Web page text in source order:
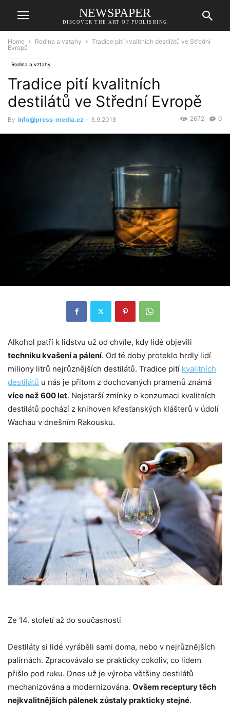
NEWSPAPER
DISCOVER THE ART OF PUBLISHING
Home Rodina a vztahy
Tradice pití kvalitních destilátů ve Střední
Evropě
Rodina a vztahy
Tradice pití kvalitních
destilátů ve Střední Evropě
By info@press-media.cz - 3.9.2018 0
2672
Alkohol patří k lidstvu už od chvíle, kdy lidé objevili
techniku kvašení a pálení. Od té doby proteklo hrdly lidí
miliony litrů nejrůznějších destilátů. Tradice pití kvalitních
destilátů u nás je přitom z dochovaných pramenů známá
více než 600 let. Nejstarší zmínky o konzumaci kvalitních
destilátů pochází z knihoven křesťanských klášterů v údolí
Wachau v dnešním Rakousku.
Ze 14. století až do současnosti
Destiláty si lidé vyráběli sami doma, nebo v nejrůznějších
palírnách. Zpracovávalo se prakticky cokoliv, co lidem
přišlo pod ruku. Dnes už je výroba většiny destilátů
mechanizována a modernizována. Ovšem receptury těch
nejkvalitnějších pálenek zůstaly prakticky stejné.